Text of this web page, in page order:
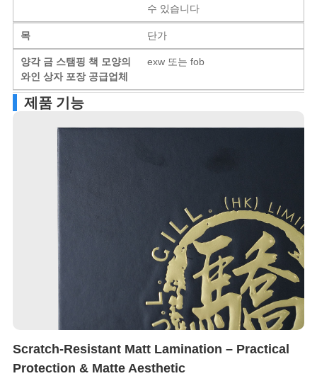
수 있습니다
목 단가
양각 금 스탬핑 책 모양의
와인 상자 포장 공급업체
exw 또는 fob
제품 기능
Scratch-Resistant Matt Lamination – Practical
Protection & Matte Aesthetic